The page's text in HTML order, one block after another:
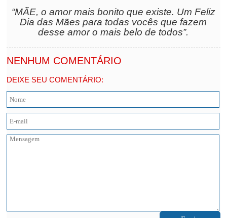
“MÃE, o amor mais bonito que existe. Um Feliz
Dia das Mães para todas vocês que fazem
desse amor o mais belo de todos”.
NENHUM COMENTÁRIO
DEIXE SEU COMENTÁRIO: